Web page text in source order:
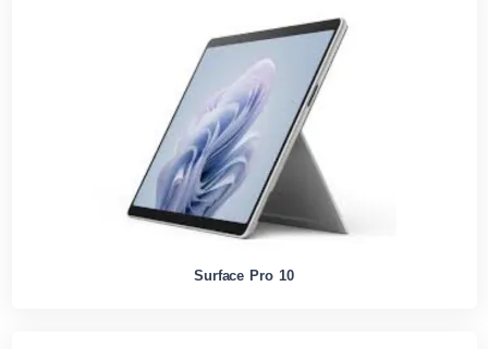
Surface Pro 10